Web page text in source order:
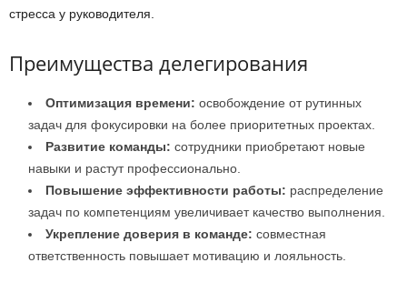
стресса у руководителя.
Преимущества делегирования
Оптимизация времени: освобождение от рутинных
задач для фокусировки на более приоритетных проектах.
Развитие команды: сотрудники приобретают новые
навыки и растут профессионально.
Повышение эффективности работы: распределение
задач по компетенциям увеличивает качество выполнения.
Укрепление доверия в команде: совместная
ответственность повышает мотивацию и лояльность.